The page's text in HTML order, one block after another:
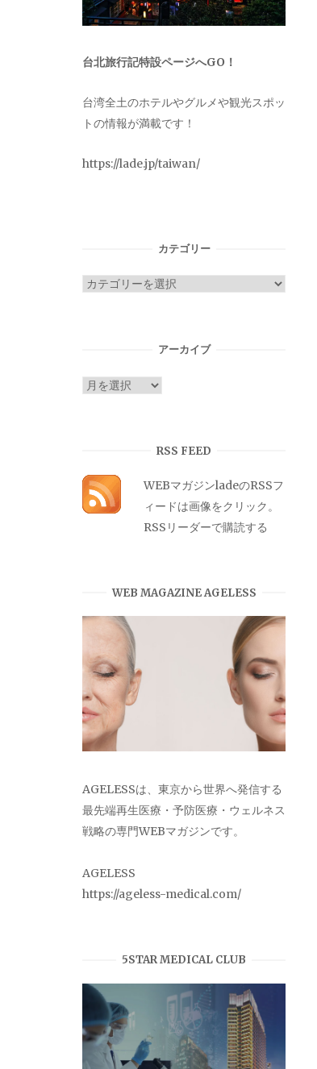
台北旅行記特設ページへGO！
台湾全土のホテルやグルメや観光スポッ
トの情報が満載です！
https://lade.jp/taiwan/
カテゴリー
カ
アーカイブ
ア
RSS FEED
WEBマガジンladeのRSSフ
ィードは画像をクリック。
RSSリーダーで購読する
WEB MAGAZINE AGELESS
AGELESSは、東京から世界へ発信する
最先端再生医療・予防医療・ウェルネス
戦略の専門WEBマガジンです。
AGELESS
https://ageless-medical.com/
5STAR MEDICAL CLUB